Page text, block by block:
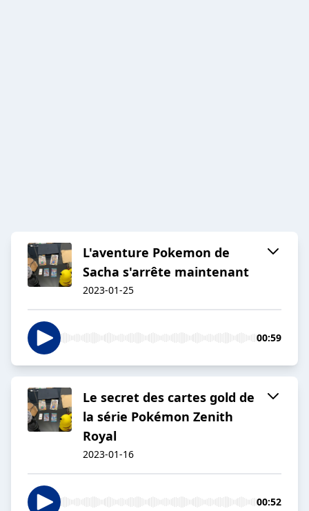
L'aventure Pokemon de
Sacha s'arrête maintenant
2023-01-25
00:59
Le secret des cartes gold de
la série Pokémon Zenith
Royal
2023-01-16
00:52